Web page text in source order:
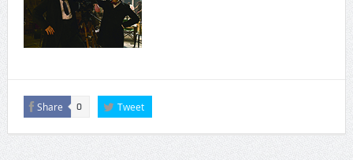
Share 0 Tweet